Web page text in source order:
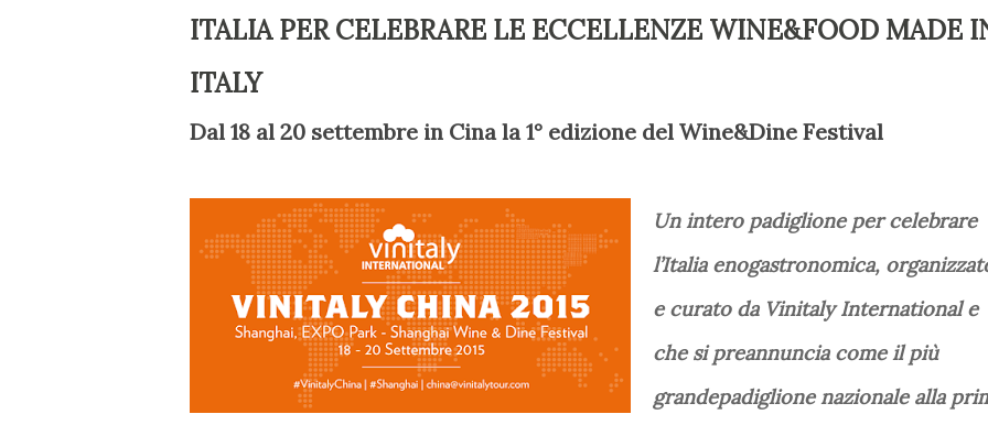
ITALIA PER CELEBRARE LE ECCELLENZE WINE&FOOD MADE
ITALY
Dal 18 al 20 settembre in Cina la 1° edizione del Wine&Dine Festival
Un intero padiglione per celebrare
l’Italia enogastronomica,
e curato da Vinitaly International e
che si preannuncia come il più
grandepadiglione nazionale alla